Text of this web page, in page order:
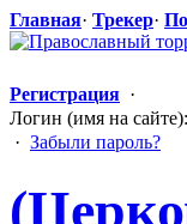
Главная· Трекер·
Регистрация ·
Логин (имя на сайте):
· Забыли пароль?